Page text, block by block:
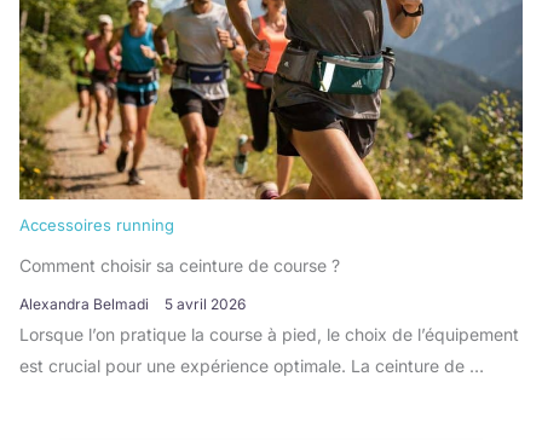
Accessoires running
Comment choisir sa ceinture de course ?
Alexandra Belmadi 5 avril 2026
Lorsque l’on pratique la course à pied, le choix de l’équipement
est crucial pour une expérience optimale. La ceinture de …